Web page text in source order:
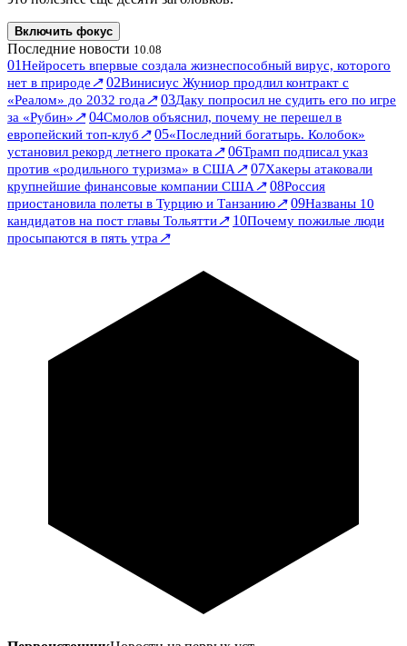
Включить фокус
Последние новости 10.08
01Нейросеть впервые создала жизнеспособный вирус, которого
нет в природе↗ 02Винисиус Жуниор продлил контракт с
«Реалом» до 2032 года↗ 03Даку попросил не судить его по игре
за «Рубин»↗ 04Смолов объяснил, почему не перешел в
европейский топ-клуб↗ 05«Последний богатырь. Колобок»
установил рекорд летнего проката↗ 06Трамп подписал указ
против «родильного туризма» в США↗ 07Хакеры атаковали
крупнейшие финансовые компании США↗ 08Россия
приостановила полеты в Турцию и Танзанию↗ 09Названы 10
кандидатов на пост главы Тольятти↗ 10Почему пожилые люди
просыпаются в пять утра↗